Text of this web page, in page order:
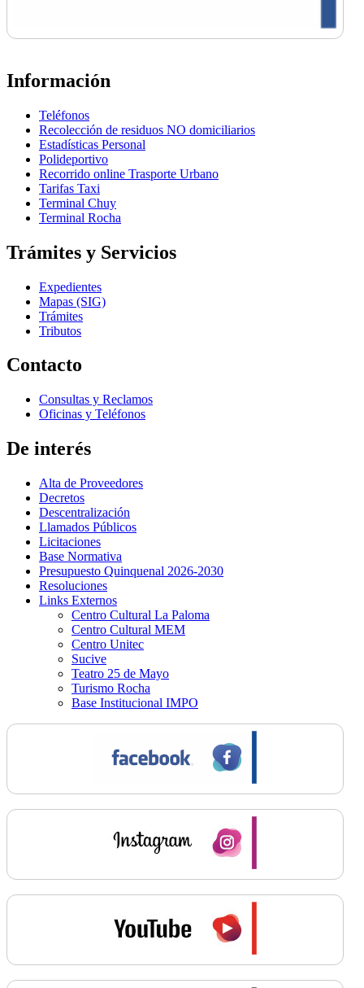
Información
Teléfonos
Recolección de residuos NO domiciliarios
Estadísticas Personal
Polideportivo
Recorrido online Trasporte Urbano
Tarifas Taxi
Terminal Chuy
Terminal Rocha
Trámites y Servicios
Expedientes
Mapas (SIG)
Trámites
Tributos
Contacto
Consultas y Reclamos
Oficinas y Teléfonos
De interés
Alta de Proveedores
Decretos
Descentralización
Llamados Públicos
Licitaciones
Base Normativa
Presupuesto Quinquenal 2026-2030
Resoluciones
Links Externos
Centro Cultural La Paloma
Centro Cultural MEM
Centro Unitec
Sucive
Teatro 25 de Mayo
Turismo Rocha
Base Institucional IMPO